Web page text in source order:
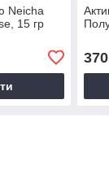
Neicha
15 гр
370